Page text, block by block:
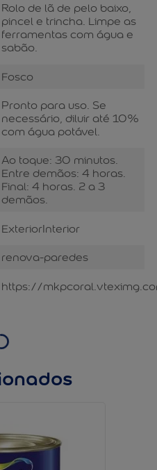
Rolo de lã de pelo baixo,
pincel e trincha. Limpe as
ferramentas com água e
sabão.
Fosco
Pronto para uso. Se
necessário, diluir até 10%
com água potável.
Ao toque: 30 minutos.
Entre demãos: 4 horas.
Final: 4 horas. 2 a 3
demãos.
ExteriorInterior
renova-paredes
https://